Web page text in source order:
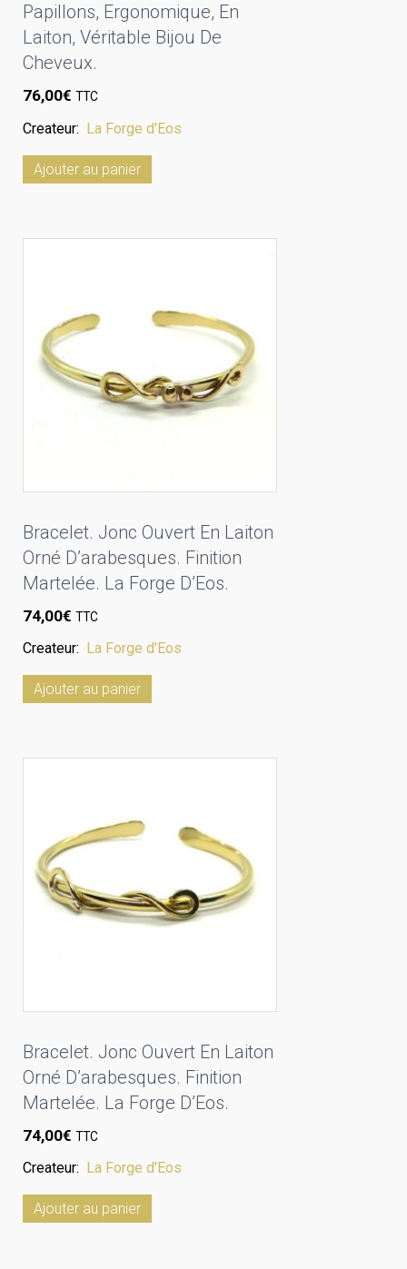
Papillons, Ergonomique, En
Laiton, Véritable Bijou De
Cheveux.
76,00€ TTC
Createur: La Forge d'Eos
Ajouter au panier
Bracelet. Jonc Ouvert En Laiton
Orné D’arabesques. Finition
Martelée. La Forge D’Eos.
74,00€ TTC
Createur: La Forge d'Eos
Ajouter au panier
Bracelet. Jonc Ouvert En Laiton
Orné D’arabesques. Finition
Martelée. La Forge D’Eos.
74,00€ TTC
Createur: La Forge d'Eos
Ajouter au panier